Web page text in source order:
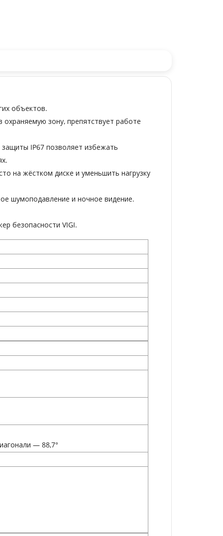
объектов.
зону, препятствует работе
IP67 позволяет избежать
на жёстком диске и уменьшить нагрузку
шумоподавление и ночное видение.
безопасности VIGI.
— 88,7°